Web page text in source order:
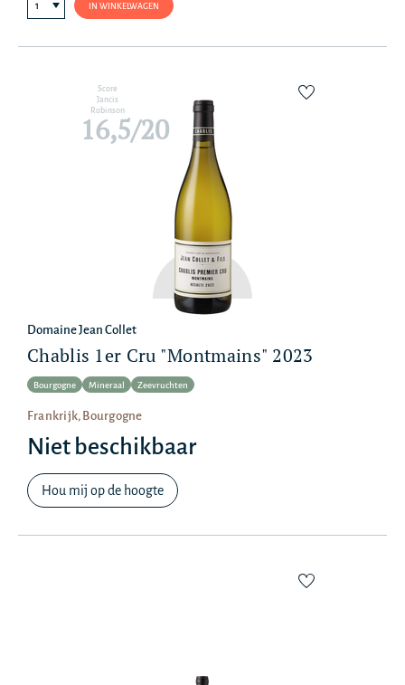
IN WINKELWAGEN
Score
Jancis
Robinson
16,5/20
Domaine Jean Collet
Chablis 1er Cru "Montmains" 2023
Bourgogne Mineraal Zeevruchten
Frankrijk, Bourgogne
Niet beschikbaar
Hou mij op de hoogte